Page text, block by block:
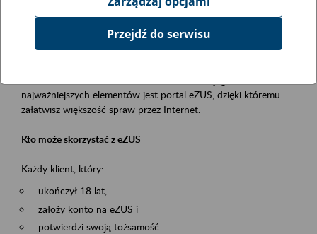
Event description
Platforma Usług Elektronicznych ZUS eZUS
najważniejszych elementów jest portal eZUS, dzięki któremu
załatwisz większość spraw przez Internet.
Kto może skorzystać z eZUS
Każdy klient, który:
ukończył 18 lat,
założy konto na eZUS i
potwierdzi swoją tożsamość.
Przejdź do serwisu